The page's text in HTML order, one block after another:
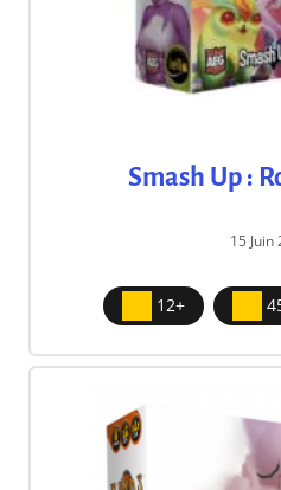
Smash Up :
15 Juin
12+